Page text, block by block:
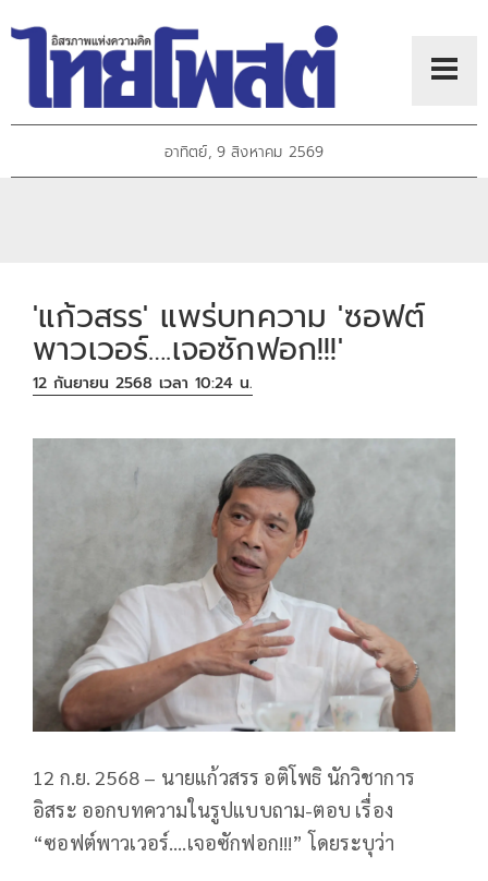
อาทิตย์, 9 สิงหาคม 2569
'แก้วสรร' แพร่บทความ 'ซอฟต์
พาวเวอร์….เจอซักฟอก!!!'
12 กันยายน 2568 เวลา 10:24 น.
12 ก.ย. 2568 – นายแก้วสรร อติโพธิ นักวิชาการ
อิสระ ออกบทความในรูปแบบถาม-ตอบ เรื่อง
“ซอฟต์พาวเวอร์….เจอซักฟอก!!!” โดยระบุว่า